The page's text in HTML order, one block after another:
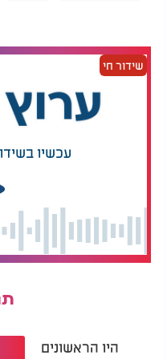
בדברי אמונה בכותל
וכך המעשה כפי שהוא
רבי עמרם היה לומד עם
כהן ועמו שני לומדים
ורבי עמרם מאזין מדי
באחד הבקרים היו פניו
רבי עמרם אזולאי
אינם כתמול שלשום, אך
עמרם הפציר בו
בבית כנסת גדול
שידור חי
עכשיו
היו הראשונים